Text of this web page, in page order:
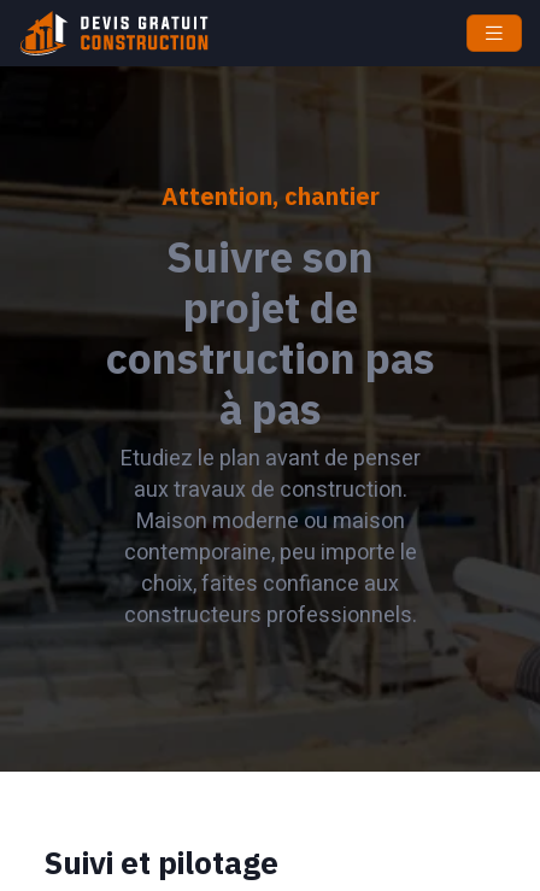
Attention, chantier
Suivre son
projet de
construction pas
à pas
Etudiez le plan avant de penser
aux travaux de construction.
Maison moderne ou maison
contemporaine, peu importe le
choix, faites confiance aux
constructeurs professionnels.
Suivi et pilotage